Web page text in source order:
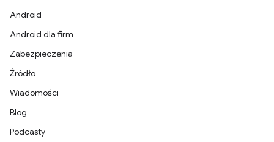
Android
Android dla firm
Zabezpieczenia
Źródło
Wiadomości
Blog
Podcasty